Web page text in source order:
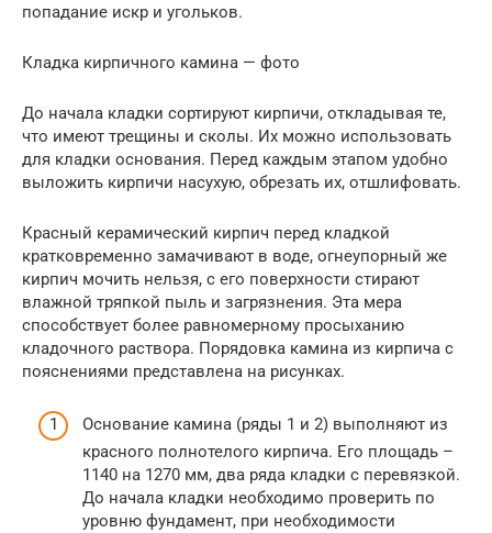
попадание искр и угольков.
Кладка кирпичного камина — фото
До начала кладки сортируют кирпичи, откладывая те,
что имеют трещины и сколы. Их можно использовать
для кладки основания. Перед каждым этапом удобно
выложить кирпичи насухую, обрезать их, отшлифовать.
Красный керамический кирпич перед кладкой
кратковременно замачивают в воде, огнеупорный же
кирпич мочить нельзя, с его поверхности стирают
влажной тряпкой пыль и загрязнения. Эта мера
способствует более равномерному просыханию
кладочного раствора. Порядовка камина из кирпича с
пояснениями представлена на рисунках.
Основание камина (ряды 1 и 2) выполняют из
красного полнотелого кирпича. Его площадь –
1140 на 1270 мм, два ряда кладки с перевязкой.
До начала кладки необходимо проверить по
уровню фундамент, при необходимости